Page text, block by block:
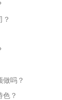
吗？
？